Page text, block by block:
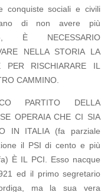
conquiste sociali e civili
di non avere più
È NECESSARIO
NELLA STORIA LA
PER RISCHIARARE IL
CAMMINO.
PARTITO DELLA
OPERAIA CHE CI SIA
IN ITALIA (fa parziale
il PSI di cento e più
È IL PCI. Esso nacque
ed il primo segretario
ma la sua vera